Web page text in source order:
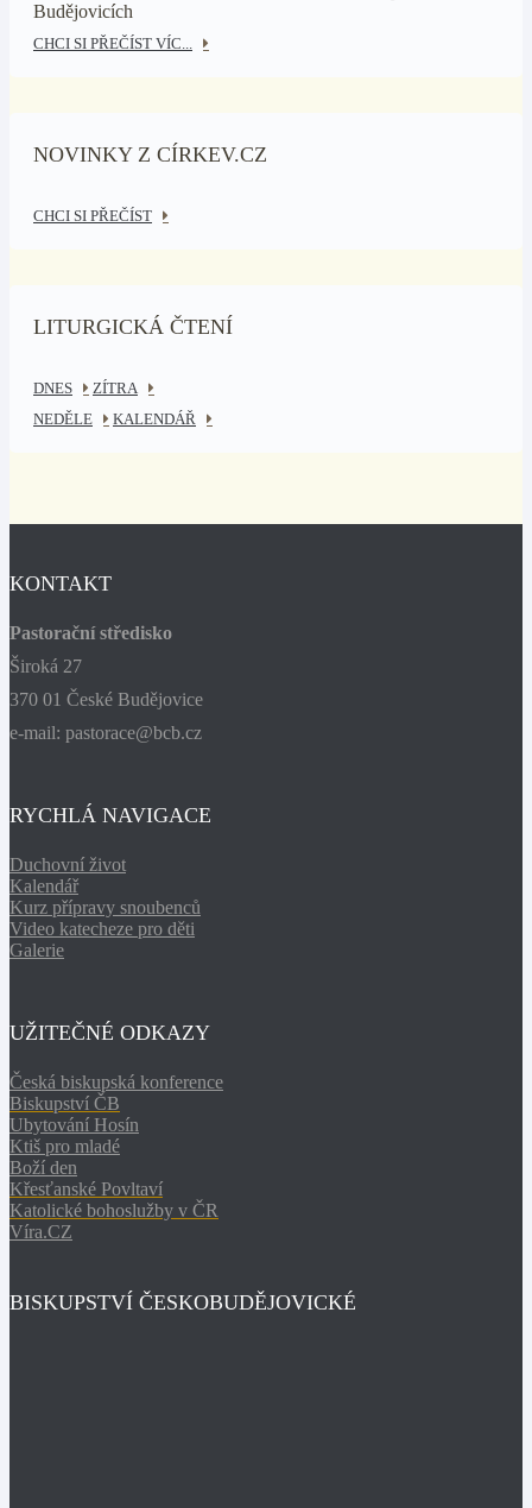
Budějovicích
CHCI SI PŘEČÍST VÍC...
NOVINKY Z CÍRKEV.CZ
CHCI SI PŘEČÍST
LITURGICKÁ ČTENÍ
DNES
ZÍTRA
NEDĚLE
KALENDÁŘ
KONTAKT
Pastorační středisko
Široká 27
370 01 České Budějovice
e-mail: pastorace@bcb.cz
RYCHLÁ NAVIGACE
Duchovní život
Kalendář
Kurz přípravy snoubenců
Video katecheze pro děti
Galerie
UŽITEČNÉ ODKAZY
Česká biskupská konference
Biskupství ČB
Ubytování Hosín
Ktiš pro mladé
Boží den
Křesťanské Povltaví
Katolické bohoslužby v ČR
Víra.CZ
BISKUPSTVÍ ČESKOBUDĚJOVICKÉ